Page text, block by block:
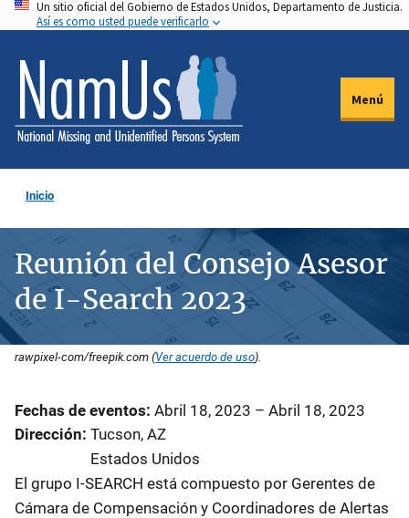
Pasar
al
contenido
principal
Un sitio oficial del Gobierno de Estados Unidos, Departamento de Justicia.
Así es como usted puede verificarlo
Menú
Inicio
Reunión del Consejo Asesor
de I-Search 2023
rawpixel-com/freepik.com (Ver acuerdo de uso).
Fechas de eventos Abril 18, 2023 – Abril 18, 2023
Dirección Tucson, AZ
Estados Unidos
El grupo I-SEARCH está compuesto por Gerentes de
Cámara de Compensación y Coordinadores de Alertas